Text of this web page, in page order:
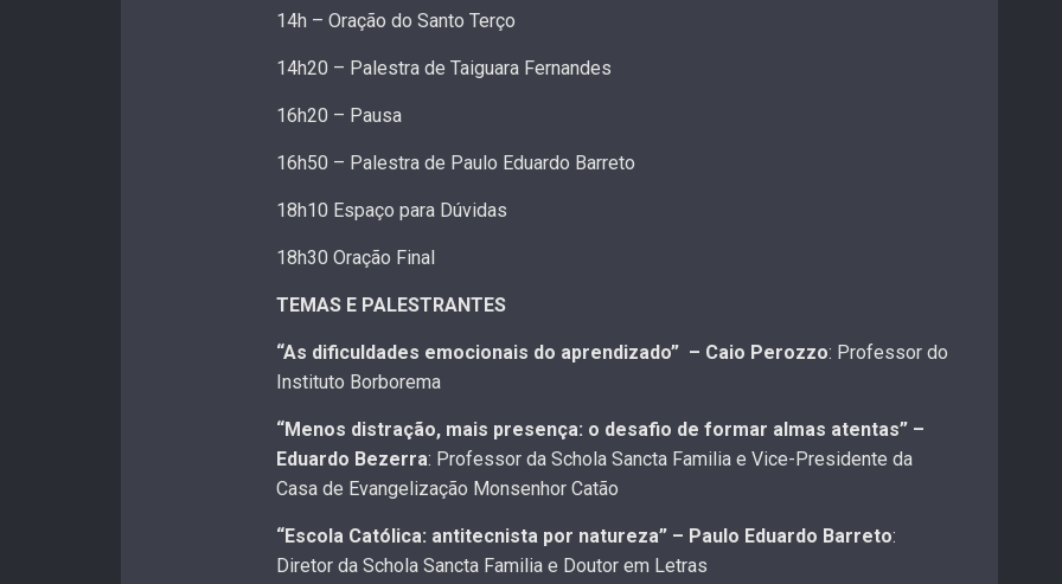
14h – Oração do Santo Terço
14h20 – Palestra de Taiguara Fernandes
16h20 – Pausa
16h50 – Palestra de Paulo Eduardo Barreto
18h10 Espaço para Dúvidas
18h30 Oração Final
TEMAS E PALESTRANTES
“As dificuldades emocionais do aprendizado” – Caio Perozzo: Professor do
Instituto Borborema
“Menos distração, mais presença: o desafio de formar almas atentas” –
Eduardo Bezerra: Professor da Schola Sancta Familia e Vice-Presidente da
Casa de Evangelização Monsenhor Catão
“Escola Católica: antitecnista por natureza” – Paulo Eduardo Barreto:
Diretor da Schola Sancta Familia e Doutor em Letras